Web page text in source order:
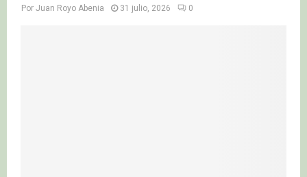
Por Juan Royo Abenia 31 julio, 2026 0